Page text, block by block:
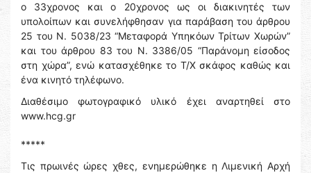
ο 33χρονος και ο 20χρονος ως οι διακινητές των
υπολοίπων και συνελήφθησαν για παράβαση του άρθρου
25 του Ν. 5038/23 “Μεταφορά Υπηκόων Τρίτων Χωρών”
και του άρθρου 83 του Ν. 3386/05 “Παράνομη είσοδος
στη χώρα”, ενώ κατασχέθηκε το Τ/Χ σκάφος καθώς και
ένα κινητό τηλέφωνο.
Διαθέσιμο φωτογραφικό υλικό έχει αναρτηθεί στο
www.hcg.gr
*****
Τις πρωινές ώρες χθες, ενημερώθηκε η Λιμενική Αρχή